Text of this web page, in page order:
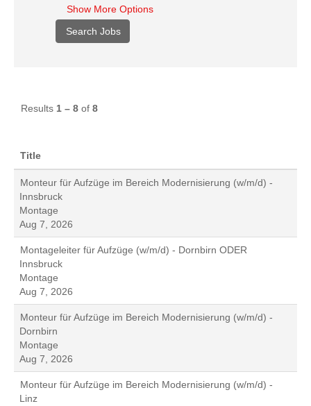
Show More Options
Results 1 – 8 of 8
Title
Monteur für Aufzüge im Bereich Modernisierung (w/m/d) -
Innsbruck
Montage
Aug 7, 2026
Montageleiter für Aufzüge (w/m/d) - Dornbirn ODER
Innsbruck
Montage
Aug 7, 2026
Monteur für Aufzüge im Bereich Modernisierung (w/m/d) -
Dornbirn
Montage
Aug 7, 2026
Monteur für Aufzüge im Bereich Modernisierung (w/m/d) -
Linz